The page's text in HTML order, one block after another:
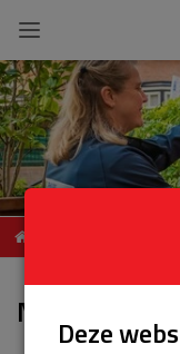
NieuwsDeze